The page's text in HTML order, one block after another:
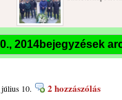
2014bejegyzések
10. 2 hozzászólás